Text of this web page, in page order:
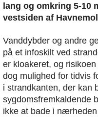
lang og omkring 5-10
vestsiden af
Vanddybder og andre
på et infoskilt ved
er kloakeret, og
dog mulighed for tidvis
i strandkanten, der kan
sygdomsfremkaldende
ikke at bade i